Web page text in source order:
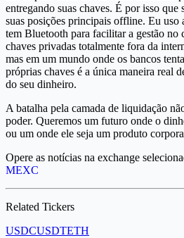
entregando suas chaves. É por isso que
suas posições principais offline. Eu uso
tem Bluetooth para facilitar a gestão no
chaves privadas totalmente fora da
mas em um mundo onde os bancos
próprias chaves é a única maneira real
do seu dinheiro.
A batalha pela camada de liquidação
poder. Queremos um futuro onde o
ou um onde ele seja um produto
Opere as notícias na exchange
MEXC
Related Tickers
USDCUSDTETH